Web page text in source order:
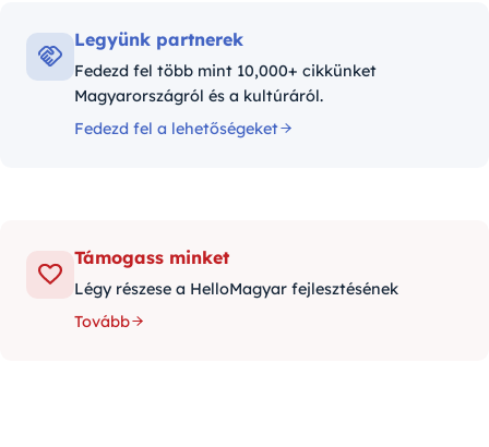
Legyünk partnerek
Fedezd fel több mint 10,000+ cikkünket
Magyarországról és a kultúráról.
Fedezd fel a lehetőségeket
Támogass minket
Légy részese a HelloMagyar fejlesztésének
Tovább